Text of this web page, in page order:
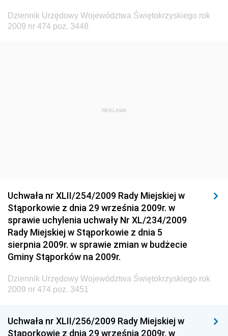
Dziennik Urzędowy Ministra Administracji i Cyfryzacji
Dziennik Urzędowy Głównego Inspektora Ochrony
Dziennik Urzędowy Ministra Budownictwa i Przemysłu
Środowiska
Dziennik Urzędowy Ministerstwa Administracji,
Gospodarki Terenowej i Ochrony Środowiska
Dziennik Urzędowy Ministerstwa Administracji i
Gospodarki Przestrzennej
Dziennik Urzędowy Unii Europejskiej, L
Dziennik Urzędowy Ministerstwa Komunikacji
Chemicznego i Lekkiego
Dziennik Urzędowy Województwa Świętokrzyskiego rok
2009 nr 474 poz. 3448
REKLAMA
Uchwała nr XLII/254/2009 Rady Miejskiej w
Stąporkowie z dnia 29 września 2009r. w
sprawie uchylenia uchwały Nr XL/234/2009
Rady Miejskiej w Stąporkowie z dnia 5
sierpnia 2009r. w sprawie zmian w budżecie
Gminy Stąporków na 2009r.
Dziennik Urzędowy Województwa Świętokrzyskiego rok
2009 nr 474 poz. 3451
Uchwała nr XLII/256/2009 Rady Miejskiej w
Stąporkowie z dnia 29 września 2009r. w